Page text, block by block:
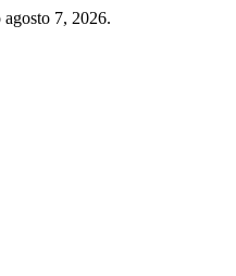
7, 2026.